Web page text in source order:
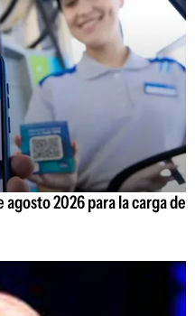
2026 para la carga de